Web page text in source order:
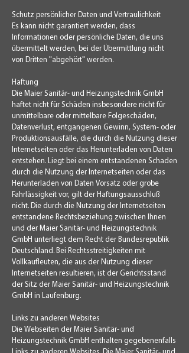
Schutz persönlicher Daten und Vertraulichkeit
Es kann nicht garantiert werden, dass
Informationen oder persönliche Daten, die uns
übermittelt werden, bei der Übermittlung nicht
von Dritten "abgehört" werden.
Haftung
Die Maier Sanitär- und Heizungstechnik GmbH
haftet nicht für Schäden insbesondere nicht für
unmittelbare oder mittelbare Folgeschäden,
Datenverlust, entgangenen Gewinn, System- oder
Produktionsausfälle, die durch die Nutzung dieser
Internetseiten oder das Herunterladen von Daten
entstehen. Liegt bei einem entstandenen Schaden
durch die Nutzung der Internetseiten oder das
Herunterladen von Daten Vorsatz oder grobe
Fahrlässigkeit vor, gilt der Haftungsausschluß
nicht. Die durch die Nutzung der Internetseiten
entstandene Rechtsbeziehung zwischen Ihnen
und der Maier Sanitär- und Heizungstechnik
GmbH unterliegt dem Recht der Bundesrepublik
Deutschland. Bei Rechtsstreitigkeiten mit
Vollkaufleuten, die aus der Nutzung dieser
Internetseiten resultieren, ist der Gerichtsstand
der Sitz der Maier Sanitär- und Heizungstechnik
GmbH in Laufenburg.
Links zu anderen Websites
Die Webseiten der Maier Sanitär- und
Heizungstechnik GmbH enthalten gegebenenfalls